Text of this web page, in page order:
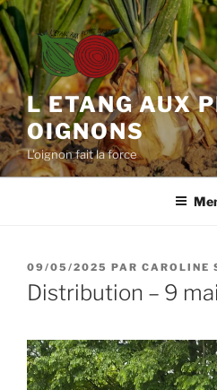
Aller
au
contenu
principal
L ETANG AUX
OIGNONS
L'oignon fait la force
PUBLIÉ
LE
09/05/2025 PAR CAROLINE
Distribution – 9